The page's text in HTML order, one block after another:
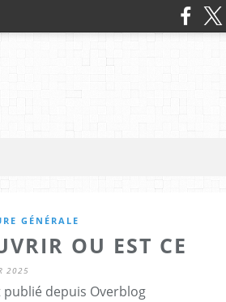
GÉNÉRALE
OU EST CE
2025
publié depuis Overblog